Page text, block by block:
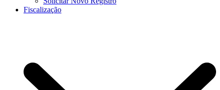
Fiscalização